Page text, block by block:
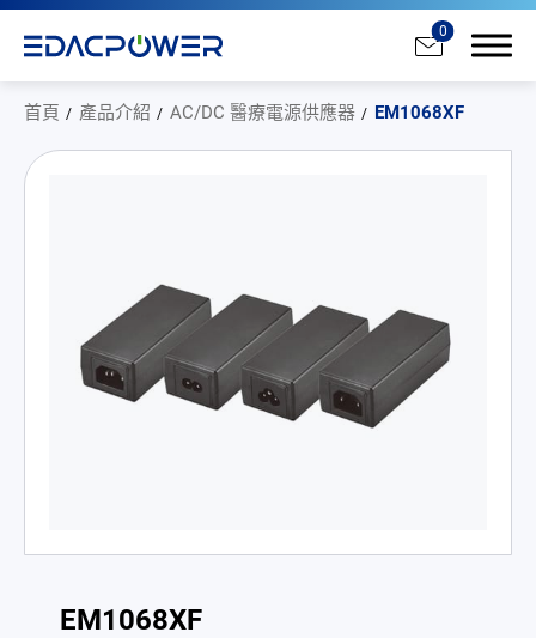
0
首頁 產品介紹 AC/DC 醫療電源供應器 EM1068XF
EM1068XF
AC/DC 電源適配器
AC/DC 醫療電源供應器
電池適配充電器
開放式電源供應器